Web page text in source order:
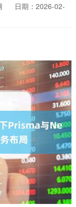
日期：2026-02-